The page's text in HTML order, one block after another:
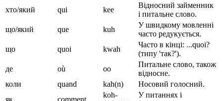
хто/який
qui kee
Відносний займенник
і питальне слово.
що/який
que kuh
У швидкому мовленні
часто редукується.
що
quoi kwah
Часто в кінці: ...quoi?
(типу 'так?').
де
où oo
Питальне слово, також
відносне.
коли
quand kah(n)
Носовий голосний.
як
comment
koh-
У питаннях і